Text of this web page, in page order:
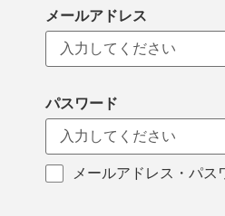
メールアドレス
パスワード
メールアドレス・パス